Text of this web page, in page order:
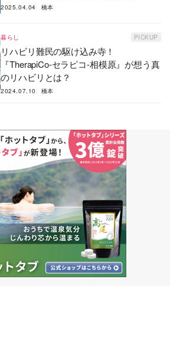
2025.04.04 橋本
暮らし PICKUP
リハビリ難民の駆け込み寺！
『TherapiCo-セラピコ-相模原』が想う真
のリハビリとは？
2024.07.10 橋本